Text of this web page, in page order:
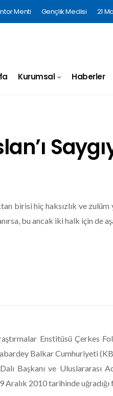
Menti Gençlik Meclisi 21
Kurumsal Haberler
birisi hiç haksızlık ve
bu ancak iki halk için de
Enstitüsü Çerkes
Balkar Cumhuriyeti
Başkanı ve Uluslararası
Aralık 2010 tarihinde